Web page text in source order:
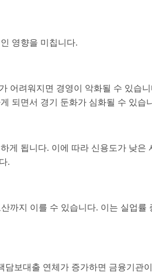
영향을 미칩니다.
어려워지면 경영이 악화될 수 있습
되면서 경기 둔화가 심화될 수 있습
게 됩니다. 이에 따라 신용도가 낮은
.
까지 이를 수 있습니다. 이는 실업률
보대출 연체가 증가하면 금융기관